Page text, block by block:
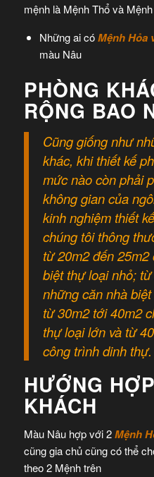
mệnh là Mệnh Thổ và
Những ai cóMệnh Hỏa
màu Nâu
PHÒNG
RỘNG BAO
Cũng giống như
khác, khi thiết kế
mức nào còn phải
không gian của
kinh nghiệm thiết
chúng tôi thông
từ 20m2 đến
biệt thự loại nhỏ;
những căn nhà
từ 30m2 tới 40m2
thự loại lớn và từ
công trình dinh thự.
HƯỚNG
KHÁCH
Màu Nâu hợp với 2Mệnh
cũng gia chủ cũng có thể
theo 2 Mệnh trên